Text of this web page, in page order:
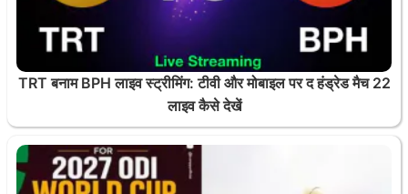
TRT बनाम BPH लाइव स्ट्रीमिंग: टीवी और मोबाइल पर द हंड्रेड मैच 22
लाइव कैसे देखें